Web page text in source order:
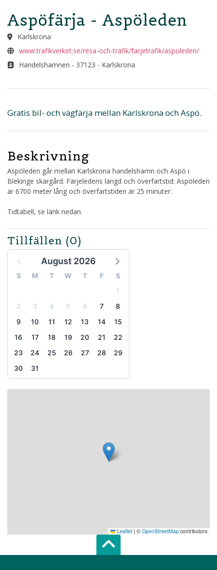
Aspöfärja - Aspöleden
Karlskrona
www.trafikverket.se/resa-och-trafik/farjetrafik/aspoleden/
Handelshamnen - 37123 - Karlskrona
Gratis bil- och vägfärja mellan Karlskrona och Aspö.
Beskrivning
Aspöleden går mellan Karlskrona handelshamn och Aspö i
Blekinge skärgård. Färjeledens längd och överfartstid: Aspöleden
är 6700 meter lång och överfartstiden är 25 minuter.
Tidtabell, se länk nedan.
Tillfällen (0)
August 2026
S M T W T F
S
1
2
3 4 5 6 7
8
9
10 11 12 13 14
15
16
17 18 19 20 21
22
23
24 25 26 27 28
29
30
31
Leaflet | © OpenStreetMap contributors
Scroll top of